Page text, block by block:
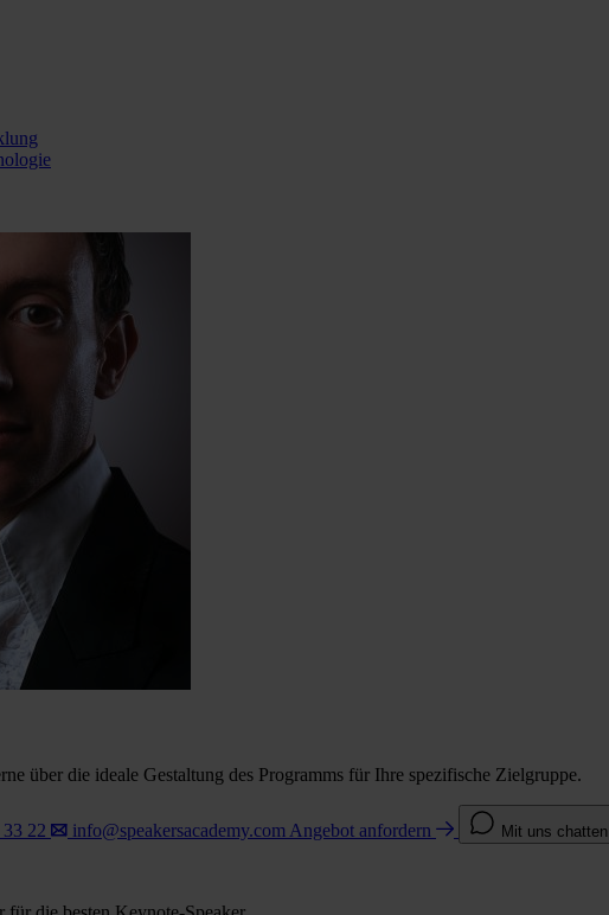
über die ideale Gestaltung des Programms für Ihre spezifische Zielgruppe.
22 info@speakersacademy.com Angebot anfordern Mit uns chatten